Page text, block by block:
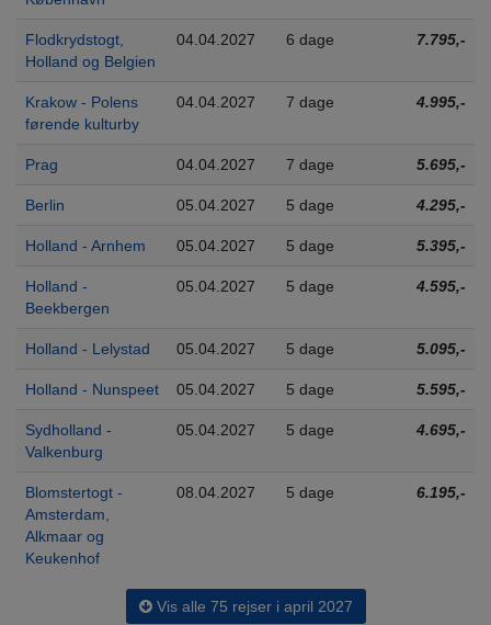
Flodkrydstogt,
Holland og Belgien
04.04.2027 6 dage 7.795,-
Krakow - Polens
førende kulturby
04.04.2027 7 dage 4.995,-
Prag 04.04.2027 7 dage 5.695,-
Berlin 05.04.2027 5 dage 4.295,-
Holland - Arnhem 05.04.2027 5 dage 5.395,-
Holland -
Beekbergen
05.04.2027 5 dage 4.595,-
Holland - Lelystad 05.04.2027 5 dage 5.095,-
Holland - Nunspeet 05.04.2027 5 dage 5.595,-
Sydholland -
Valkenburg
05.04.2027 5 dage 4.695,-
Blomstertogt -
Amsterdam,
Alkmaar og
Keukenhof
08.04.2027 5 dage 6.195,-
Vis alle 75 rejser i april 2027